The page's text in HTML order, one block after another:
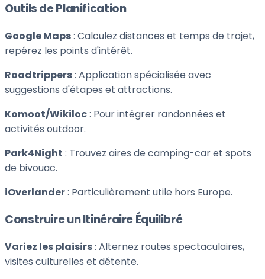
Outils de Planification
Google Maps: Calculez distances et temps de trajet,
repérez les points d'intérêt.
Roadtrippers: Application spécialisée avec
suggestions d'étapes et attractions.
Komoot/Wikiloc: Pour intégrer randonnées et
activités outdoor.
Park4Night : Trouvez aires de camping-car et spots
de bivouac.
iOverlander: Particulièrement utile hors Europe.
Construire un Itinéraire Équilibré
Variez les plaisirs: Alternez routes spectaculaires,
visites culturelles et détente.